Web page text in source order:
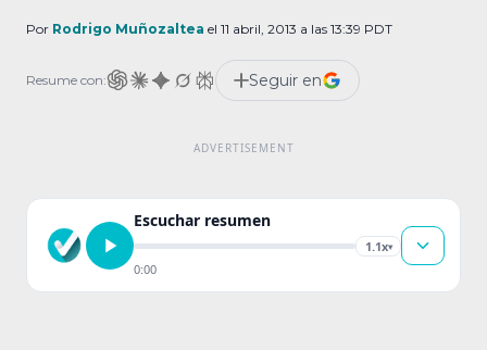
compartió con ellos un papel de
siguiente teléfono insignia de la compañía,
como un iPhone de bajo costo y un iPad
Por Rodrigo Muñozaltea el 11 abril, 2013 a las 13:39 PDT
Resume con: Seguir en
Escuchar resumen
1.1x▾
0:00